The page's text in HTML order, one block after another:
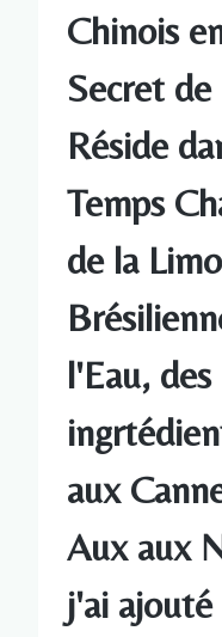
Chinois
Secret
Réside
Temps
de la
l'Eau,
aux
Aux aux
j'ai